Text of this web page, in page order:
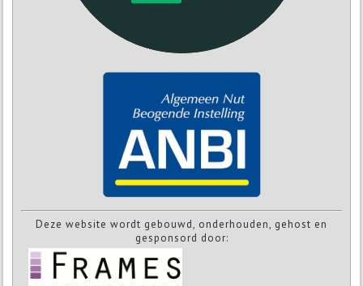
Deze website wordt gebouwd, onderhouden, gehost en
gesponsord door: